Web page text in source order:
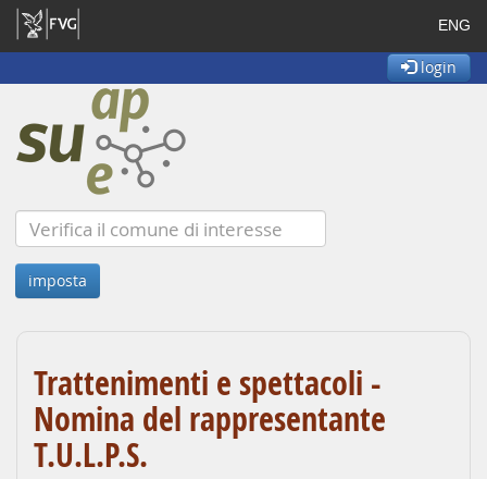
ENG
login
Trattenimenti e spettacoli -
Nomina del rappresentante
T.U.L.P.S.